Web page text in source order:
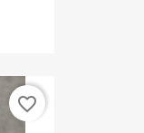
favorite_border